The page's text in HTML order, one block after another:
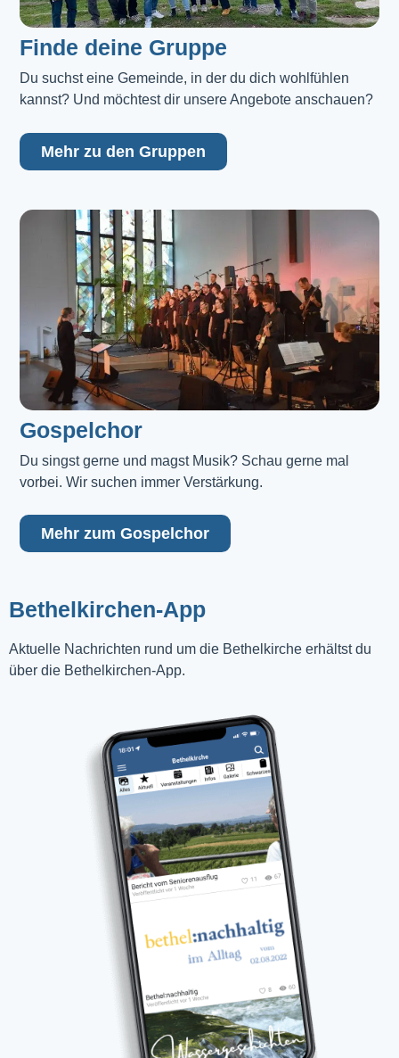
Finde deine Gruppe
Du suchst eine Gemeinde, in der du dich wohlfühlen
kannst? Und möchtest dir unsere Angebote anschauen?
Mehr zu den Gruppen
Gospelchor
Du singst gerne und magst Musik? Schau gerne mal
vorbei. Wir suchen immer Verstärkung.
Mehr zum Gospelchor
Bethelkirchen-App
Aktuelle Nachrichten rund um die Bethelkirche erhältst du
über die Bethelkirchen-App.